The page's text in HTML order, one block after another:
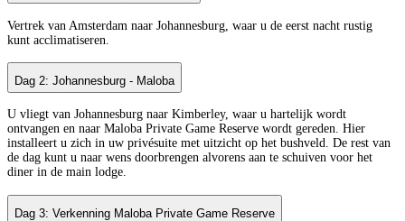
Vertrek van Amsterdam naar Johannesburg, waar u de eerst nacht rustig
kunt acclimatiseren.
Dag 2: Johannesburg - Maloba
U vliegt van Johannesburg naar Kimberley, waar u hartelijk wordt
ontvangen en naar Maloba Private Game Reserve wordt gereden. Hier
installeert u zich in uw privésuite met uitzicht op het bushveld. De rest van
de dag kunt u naar wens doorbrengen alvorens aan te schuiven voor het
diner in de main lodge.
Dag 3: Verkenning Maloba Private Game Reserve